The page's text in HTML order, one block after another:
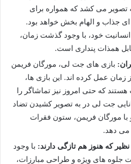
تصویر می کشد که همواره برای
جذاب و الهام بخش خواهد بود.
انسانیت خود، با وجود گذشت زمان،
همذات پنداری است.
بازی های جت لی، مورگان فریمن
زمان عمل کرده اند. این بازی ها،
که حتی امروز نیز تماشاگر را
جت لی در به تصویر کشیدن تضاد
مورگان فریمن، ستون فقرات
می دهد.
که هنوز هم تازگی دارند: با وجود
جلوه های ویژه و طراحی مبارزات،